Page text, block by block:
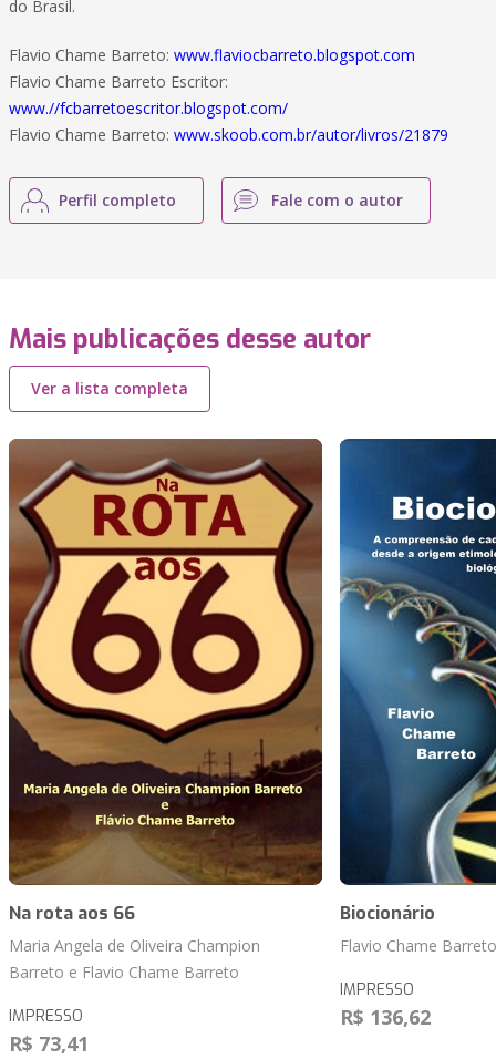
do Brasil.
Flavio Chame Barreto: www.flaviocbarreto.blogspot.com
Flavio Chame Barreto Escritor:
www.//fcbarretoescritor.blogspot.com/
Flavio Chame Barreto: www.skoob.com.br/autor/livros/21879
Perfil completo Fale com o autor
Mais publicações desse autor
Ver a lista completa
Na rota aos 66
Maria Angela de Oliveira Champion
Barreto e Flavio Chame Barreto
IMPRESSO
R$ 73,41
Biocionário
Flavio Chame Barreto
IMPRESSO
R$ 136,62